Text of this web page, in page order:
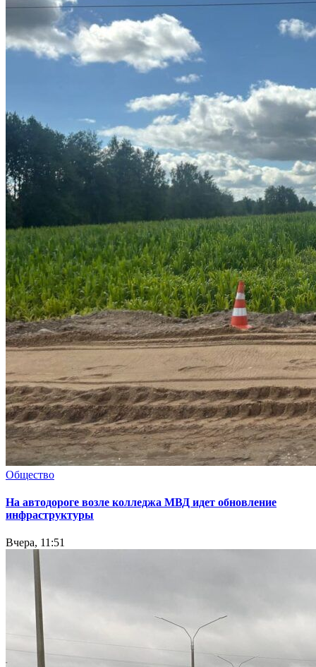
Общество
На автодороге возле колледжа МВД идет обновление
инфраструктуры
Вчера, 11:51